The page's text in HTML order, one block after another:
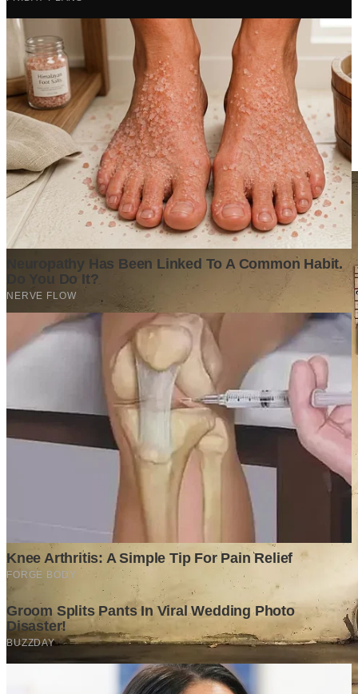
Berita Terpopuler
Surat Somasi Penyerobotan Tanah Terbaru 2024, Lengkap
Dengan Penjelasannya!
Tech·2 years ago